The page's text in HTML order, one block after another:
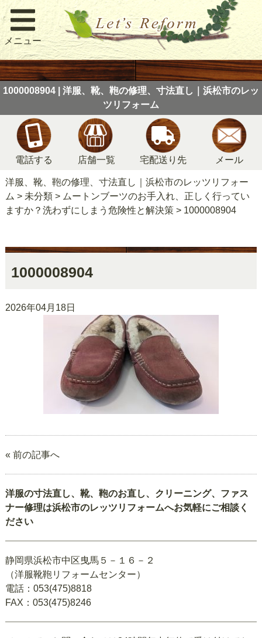
メニュー
1000008904 | 洋服、靴、鞄の修理、寸法直し｜浜松市のレッ
ツリフォーム
電話する 店舗一覧 宅配送り先 メール
洋服、靴、鞄の修理、寸法直し｜浜松市のレッツリフォー
ム > 未分類> ムートンブーツのお手入れ、正しく行ってい
ますか？洗わずにしまう危険性と解決策> 1000008904
1000008904
2026年04月18日
« 前の記事へ
洋服の寸法直し、靴、鞄のお直し、クリーニング、ファス
ナー修理は浜松市のレッツリフォームへお気軽にご相談く
ださい
静岡県浜松市中区曳馬５－１６－２
（洋服靴鞄リフォームセンター）
電話：053(475)8818
FAX：053(475)8246